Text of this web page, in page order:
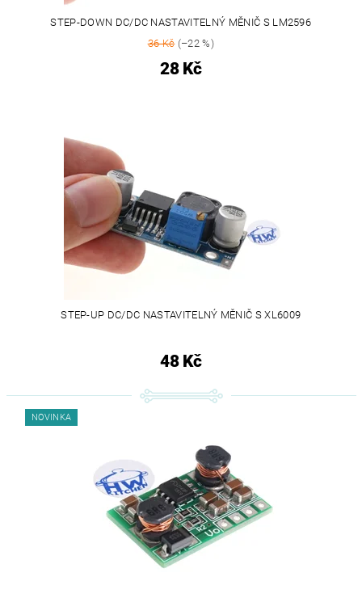
STEP-DOWN DC/DC NASTAVITELNÝ MĚNIČ S LM2596
36 Kč(–22 %)
28 Kč
STEP-UP DC/DC NASTAVITELNÝ MĚNIČ S XL6009
48 Kč
NOVINKA